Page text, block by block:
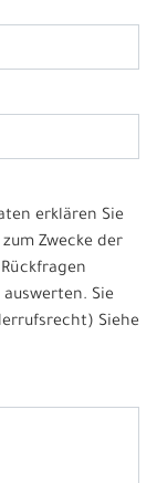
erklären Sie
Zwecke der
Sie
Siehe